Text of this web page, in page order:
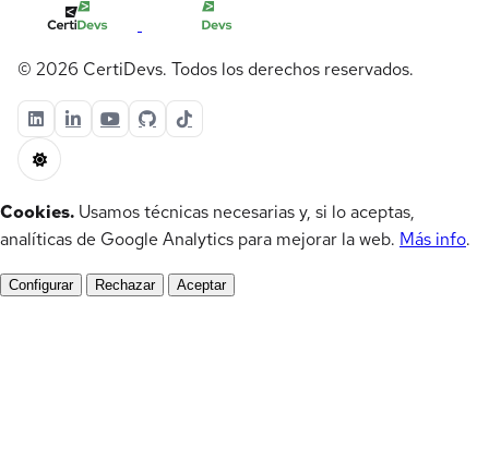
© 2026 CertiDevs. Todos los derechos reservados.
Cookies. Usamos técnicas necesarias y, si lo aceptas,
analíticas de Google Analytics para mejorar la web. Más info.
Configurar Rechazar Aceptar